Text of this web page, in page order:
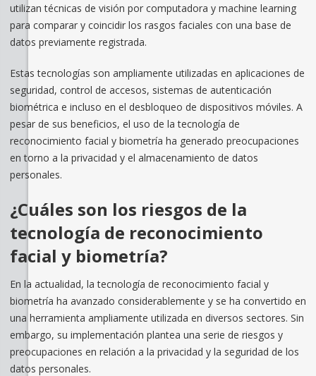
utilizan técnicas de visión por computadora y machine learning
para comparar y coincidir los rasgos faciales con una base de
datos previamente registrada.
Estas tecnologías son ampliamente utilizadas en aplicaciones de
seguridad, control de accesos, sistemas de autenticación
biométrica e incluso en el desbloqueo de dispositivos móviles. A
pesar de sus beneficios, el uso de la tecnología de
reconocimiento facial y biometría ha generado preocupaciones
en torno a la privacidad y el almacenamiento de datos
personales.
¿Cuáles son los riesgos de la
tecnología de reconocimiento
facial y biometría?
En la actualidad, la tecnología de reconocimiento facial y
biometría ha avanzado considerablemente y se ha convertido en
una herramienta ampliamente utilizada en diversos sectores. Sin
embargo, su implementación plantea una serie de riesgos y
preocupaciones en relación a la privacidad y la seguridad de los
datos personales.